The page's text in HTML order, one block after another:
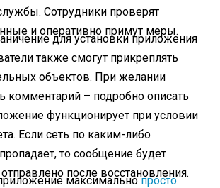
Сотрудники проверят
и оперативно примут меры.
для установки приложения
также смогут прикреплять
объектов. При желании
комментарий – подробно описать
функционирует при условии
Если сеть по каким-либо
то сообщение будет
после восстановления.
максимальнопросто.